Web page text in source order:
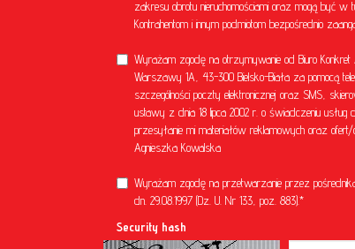
zakresu obrotu nieruchomościami oraz mogą być
Kontrahentom i innym podmiotom bezpośrednio
Wyrażam zgodę na otrzymywanie od Biuro
Warszawy 1A, 43-300 Bielsko-Biała za pomocą
szczególności poczty elektronicznej oraz SMS,
ustawy z dnia 18 lipca 2002 r. o świadczeniu
przesyłanie mi materiałów reklamowych oraz ofert/
Agnieszka Kowalska
Wyrażam zgodę na przetwarzanie przez
dn. 29.08.1997 (Dz. U. Nr 133, poz. 883).*
Security hash